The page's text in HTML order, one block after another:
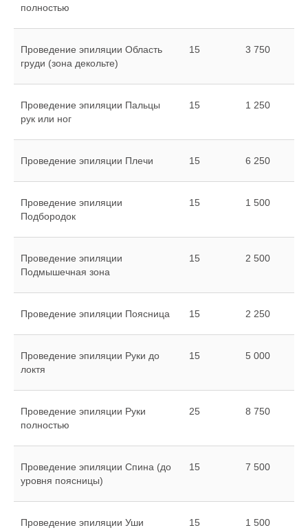
полностью
Проведение эпиляции Область
груди (зона декольте)
15 3 750
Проведение эпиляции Пальцы
рук или ног
15 1 250
Проведение эпиляции Плечи 15 6 250
Проведение эпиляции
Подбородок
15 1 500
Проведение эпиляции
Подмышечная зона
15 2 500
Проведение эпиляции Поясница 15 2 250
Проведение эпиляции Руки до
локтя
15 5 000
Проведение эпиляции Руки
полностью
25 8 750
Проведение эпиляции Спина (до
уровня поясницы)
15 7 500
Проведение эпиляции Уши 15 1 500